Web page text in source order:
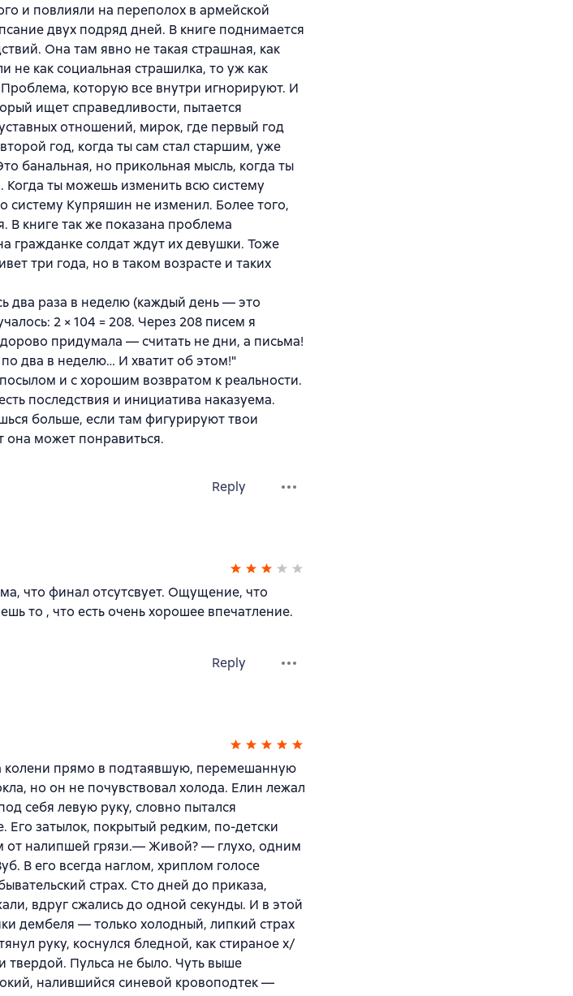
и повлияли на переполох в армейской
двух подряд дней. В книге поднимается
Она там явно не такая страшная, как
не как социальная страшилка, то уж как
которую все внутри игнорируют. И
ищет справедливости, пытается
отношений, мирок, где первый год
год, когда ты сам стал старшим, уже
банальная, но прикольная мысль, когда ты
ты можешь изменить всю систему
систему Купряшин не изменил. Более того,
В книге так же показана проблема
гражданке солдат ждут их девушки. Тоже
три года, но в таком возрасте и таких
два раза в неделю (каждый день — это
2 × 104 = 208. Через 208 писем я
придумала — считать не дни, а письма!
два в неделю… И хватит об этом!"
и с хорошим возвратом к реальности.
последствия и инициатива наказуема.
больше, если там фигурируют твои
она может понравиться.
Reply
что финал отсутсвует. Ощущение, что
то , что есть очень хорошее впечатление.
Reply
колени прямо в подтаявшую, перемешанную
но он не почувствовал холода. Елин лежал
себя левую руку, словно пытался
Его затылок, покрытый редким, по-детски
от налипшей грязи.— Живой? — глухо, одним
В его всегда наглом, хриплом голосе
страх. Сто дней до приказа,
вдруг сжались до одной секунды. И в этой
дембеля — только холодный, липкий страх
руку, коснулся бледной, как стираное х/
Пульса не было. Чуть выше
налившийся синевой кровоподтек —